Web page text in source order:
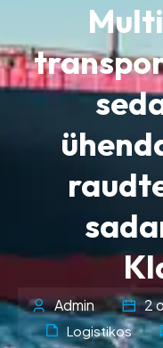
Admin 2
Logistikos